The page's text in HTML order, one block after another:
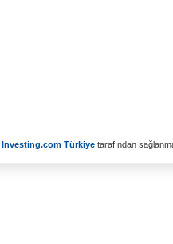
Investing.com Türkiye tarafından